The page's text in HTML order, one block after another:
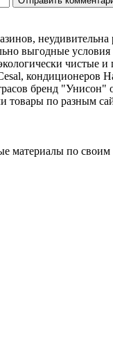
выгодные условия
кондиционеров
бренд
товары по разным
материалы по своим